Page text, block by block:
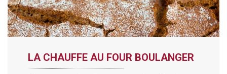
LA CHAUFFE AU FOUR BOULANGER